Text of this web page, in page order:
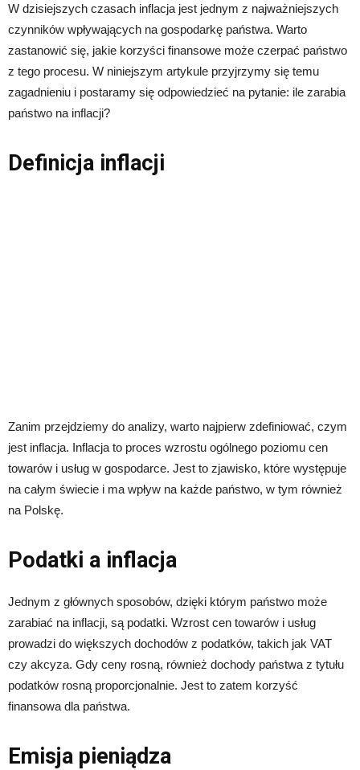
W dzisiejszych czasach inflacja jest jednym z najważniejszych
czynników wpływających na gospodarkę państwa. Warto
zastanowić się, jakie korzyści finansowe może czerpać państwo
z tego procesu. W niniejszym artykule przyjrzymy się temu
zagadnieniu i postaramy się odpowiedzieć na pytanie: ile zarabia
państwo na inflacji?
Definicja inflacji
Zanim przejdziemy do analizy, warto najpierw zdefiniować, czym
jest inflacja. Inflacja to proces wzrostu ogólnego poziomu cen
towarów i usług w gospodarce. Jest to zjawisko, które występuje
na całym świecie i ma wpływ na każde państwo, w tym również
na Polskę.
Podatki a inflacja
Jednym z głównych sposobów, dzięki którym państwo może
zarabiać na inflacji, są podatki. Wzrost cen towarów i usług
prowadzi do większych dochodów z podatków, takich jak VAT
czy akcyza. Gdy ceny rosną, również dochody państwa z tytułu
podatków rosną proporcjonalnie. Jest to zatem korzyść
finansowa dla państwa.
Emisja pieniądza